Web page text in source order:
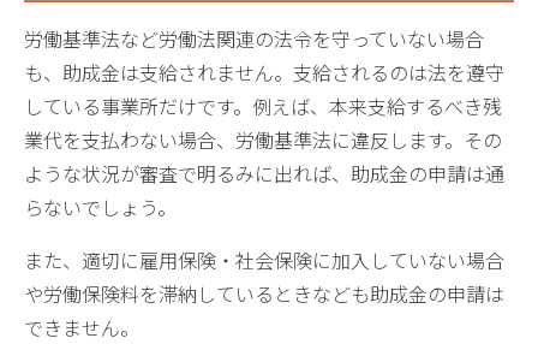
労働基準法など労働法関連の法令を守っていない場合
も、助成金は支給されません。支給されるのは法を遵守
している事業所だけです。例えば、本来支給するべき残
業代を支払わない場合、労働基準法に違反します。その
ような状況が審査で明るみに出れば、助成金の申請は通
らないでしょう。
また、適切に雇用保険・社会保険に加入していない場合
や労働保険料を滞納しているときなども助成金の申請は
できません。